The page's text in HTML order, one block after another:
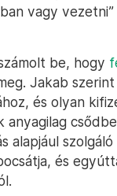
vagy
be, hogy
Jakab
és olyan
alapjául
és